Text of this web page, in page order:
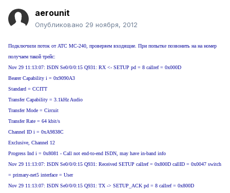
aerounit
Опубликовано 29 ноября, 2012
Подключили поток от АТС МС-240, проверяем входящие. При попытке позвонить на на номер
получаем такой трейс:
Nov 29 11:13:07: ISDN Se0/0/0:15 Q931: RX <- SETUP pd = 8 callref = 0x000D
Bearer Capability i = 0x9090A3
Standard = CCITT
Transfer Capability = 3.1kHz Audio
Transfer Mode = Circuit
Transfer Rate = 64 kbit/s
Channel ID i = 0xA9838C
Exclusive, Channel 12
Progress Ind i = 0x8081 - Call not end-to-end ISDN, may have in-band info
Nov 29 11:13:07: ISDN Se0/0/0:15 Q931: Received SETUP callref = 0x800D callID = 0x0047 switch
= primary-net5 interface = User
Nov 29 11:13:07: ISDN Se0/0/0:15 Q931: TX -> SETUP_ACK pd = 8 callref = 0x800D